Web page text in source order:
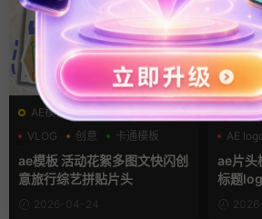
AE模板
VLOG
创意 卡通模板
ae模板 活动花絮多图文快闪创
意旅行综艺拼贴片头
2026-04-24
AE模
AE
卡通
ae片头
标题